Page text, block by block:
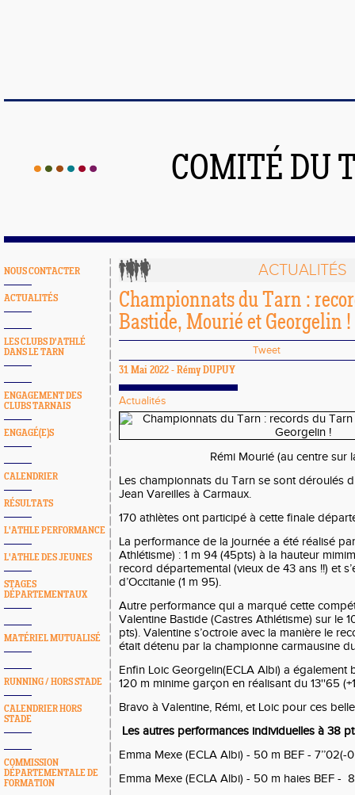
COMITÉ DU
NOUS CONTACTER
ACTUALITÉS
LES CLUBS D'ATHLÉ
DANS LE TARN
ENGAGEMENT DES
CLUBS TARNAIS
ENGAGÉ(E)S
CALENDRIER
RÉSULTATS
L'ATHLE PERFORMANCE
L'ATHLE DES JEUNES
STAGES
DÉPARTEMENTAUX
MATÉRIEL MUTUALISÉ
RUNNING / HORS STADE
CALENDRIER HORS
STADE
COMMISSION
DÉPARTEMENTALE DE
FORMATION
ACTUALITÉS
Championnats du Tarn :
Bastide, Mourié et Georgelin !
Tweet
31 Mai 2022 - Rémy DUPUY
Actualités
Rémi Mourié (au centre sur
Les championnats du Tarn se sont déroulés
Jean Vareilles à Carmaux.
170 athlètes ont participé à cette finale
La performance de la journée a été réalisé
Athlétisme) : 1 m 94 (45pts) à la hauteur
record départemental (vieux de 43 ans !!) et
d’Occitanie (1 m 95).
Autre performance qui a marqué cette
Valentine Bastide (Castres Athlétisme) sur le
pts). Valentine s’octroie avec la manière le
était détenu par la championne carmausine
Enfin Loic Georgelin(ECLA Albi) a
120 m minime garçon en réalisant du 13''65
Bravo à Valentine, Rémi, et Loic pour ces
Les autres performances individuelles à 38
Emma Mexe (ECLA Albi) - 50 m BEF - 7’’02(-
Emma Mexe (ECLA Albi) - 50 m haies BEF -